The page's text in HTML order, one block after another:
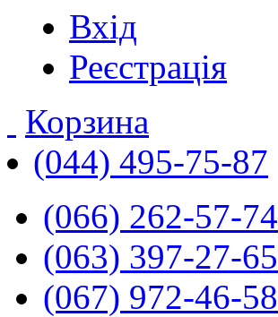
Вхід
Реєстрація
Корзина
(044) 495-75-87
(066) 262-57-74
(063) 397-27-65
(067) 972-46-58